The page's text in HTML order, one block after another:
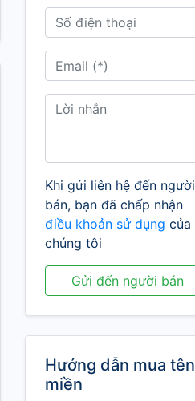
Khi gửi liên hệ đến người
bán, bạn đã chấp nhận
điều khoản sử dụng của
chúng tôi
Gửi đến người bán
Hướng dẫn mua tên
miền